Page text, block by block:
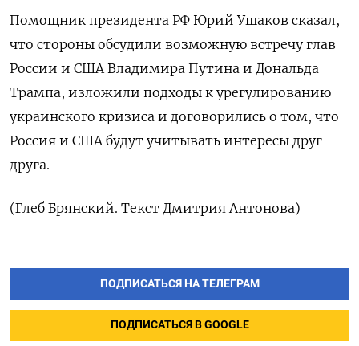
Помощник президента РФ Юрий Ушаков сказал,
что стороны обсудили возможную встречу глав
России и США Владимира Путина и Дональда
Трампа, изложили подходы к урегулированию
украинского кризиса и договорились о том, что
Россия и США будут учитывать интересы друг
друга.
(Глеб Брянский. Текст Дмитрия Антонова)
ПОДПИСАТЬСЯ НА ТЕЛЕГРАМ
ПОДПИСАТЬСЯ В GOOGLE